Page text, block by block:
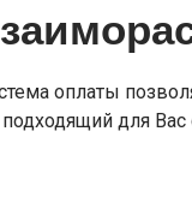
оплаты
для